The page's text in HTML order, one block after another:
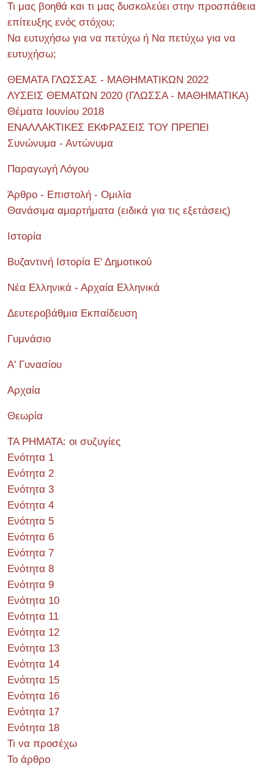
Τι μας βοηθά και τι μας δυσκολεύει στην προσπάθεια
επίτευξης ενός στόχου;
Να ευτυχήσω για να πετύχω ή Να πετύχω για να
ευτυχήσω;
ΘΕΜΑΤΑ ΓΛΩΣΣΑΣ - ΜΑΘΗΜΑΤΙΚΩΝ 2022
ΛΥΣΕΙΣ ΘΕΜΑΤΩΝ 2020 (ΓΛΩΣΣΑ - ΜΑΘΗΜΑΤΙΚΑ)
Θέματα Ιουνίου 2018
ΕΝΑΛΛΑΚΤΙΚΕΣ ΕΚΦΡΑΣΕΙΣ ΤΟΥ ΠΡΕΠΕΙ
Συνώνυμα - Αντώνυμα
Παραγωγή Λόγου
Άρθρο - Επιστολή - Ομιλία
Θανάσιμα αμαρτήματα (ειδικά για τις εξετάσεις)
Ιστορία
Βυζαντινή Ιστορία Ε' Δημοτικού
Νέα Ελληνικά - Αρχαία Ελληνικά
Δευτεροβάθμια Εκπαίδευση
Γυμνάσιο
Α' Γυνασίου
Αρχαία
Θεωρία
ΤΑ ΡΗΜΑΤΑ: οι συζυγίες
Ενότητα 1
Ενότητα 2
Ενότητα 3
Ενότητα 4
Ενότητα 5
Ενότητα 6
Ενότητα 7
Ενότητα 8
Ενότητα 9
Ενότητα 10
Ενότητα 11
Ενότητα 12
Ενότητα 13
Ενότητα 14
Ενότητα 15
Ενότητα 16
Ενότητα 17
Ενότητα 18
Τι να προσέχω
Το άρθρο